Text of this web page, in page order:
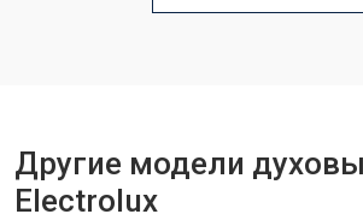
Другие модели
Electrolux